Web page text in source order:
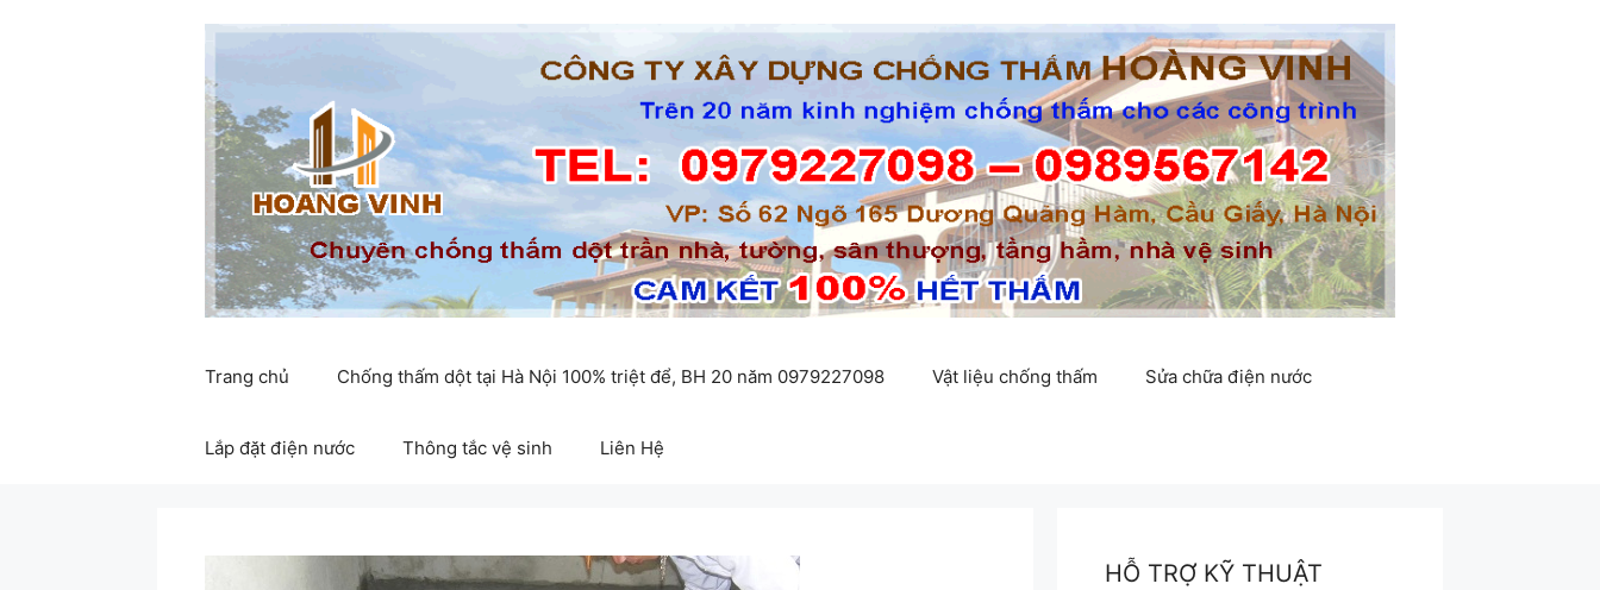
Trang chủ Chống thấm dột tại Hà Nội 100% triệt để, BH 20 năm 0979227098 Vật liệu chống thấm Sửa chữa điện nước
Lắp đặt điện nước Thông tắc vệ sinh Liên Hệ
HỖ TRỢ KỸ THUẬT